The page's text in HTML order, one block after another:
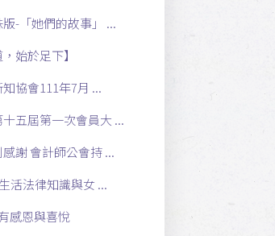
-「她們的故事」 ...
始於足下】
協會111年7月 ...
十五屆第一次會員大 ...
謝 會計師公會持 ...
活法律知識與女 ...
感恩與喜悅